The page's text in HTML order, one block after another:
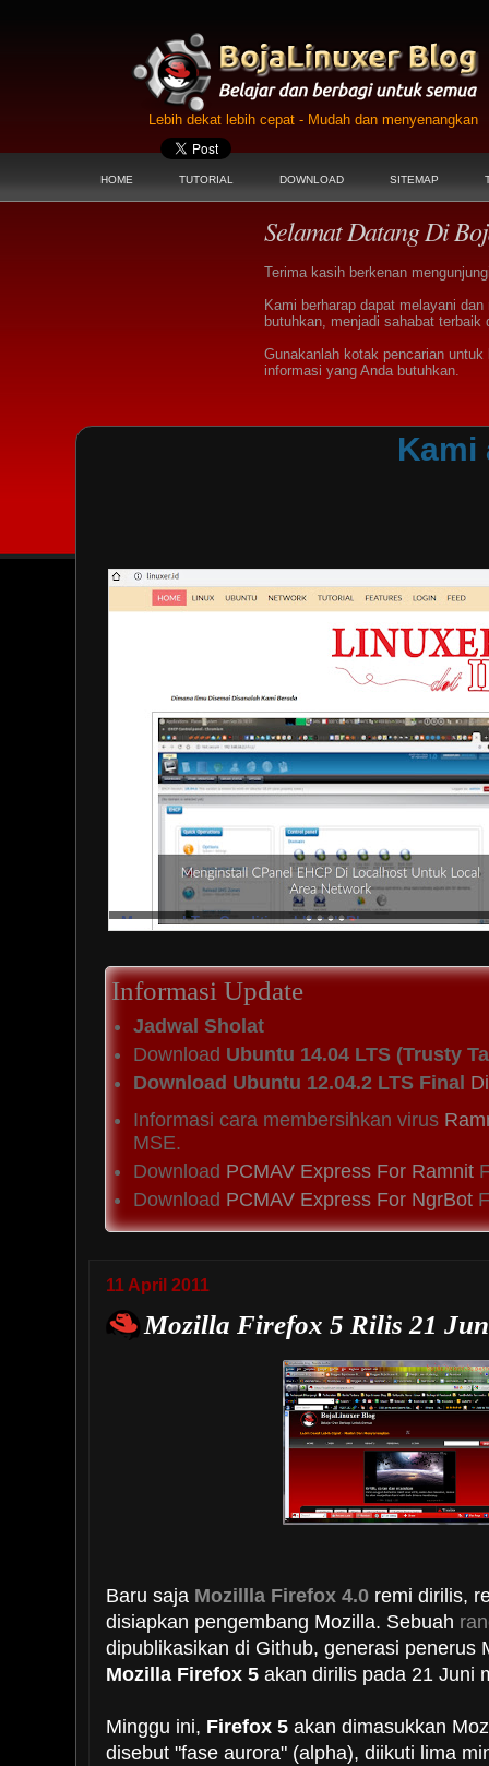
Lebih dekat lebih cepat - Mudah dan menyenangkan
HOME TUTORIAL DOWNLOAD SITEMAP
Selamat Datang Di
Terima kasih berkenan
Kami berharap dapat melayani
butuhkan, menjadi sahabat
Gunakanlah kotak pencarian
informasi yang Anda butuhkan.
Kami
Mengenal Tag Conditional Untuk Blogger
Menjalankan instruksi tertentu pada blogspot merupakan aktifitas
Informasi Update
Jadwal Sholat
Download Ubuntu 14.04 LTS (Trusty
Download Ubuntu 12.04.2 LTS Final
Informasi cara membersihkan virus
MSE.
Download PCMAV Express For Ramnit
Download PCMAV Express For NgrBot
11 April 2011
Mozilla Firefox 5 Rilis 21
Baru saja Mozillla Firefox 4.0 remi dirilis,
disiapkan pengembang Mozilla. Sebuah
dipublikasikan di Github, generasi penerus
Mozilla Firefox 5 akan dirilis pada 21 Juni
Minggu ini, Firefox 5 akan dimasukkan
disebut "fase aurora" (alpha), diikuti lima